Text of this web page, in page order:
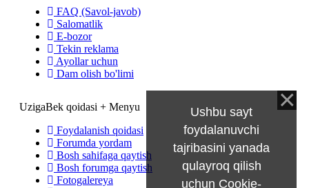
FAQ (Savol-javob)
Salomatlik
E-bozor
Tekin reklama
Ayollar uchun
Dam olish bo'limi
UzigaBek qoidasi + Menyu
Foydalanish qoidasi
Forumda yordam
Bosh sahifaga qaytish
Bosh forumga qaytish
Fotogalereya
Ushbu sayt
foydalanuvchi
tajribasini yanada
qulayroq qilish
uchun Cookie-